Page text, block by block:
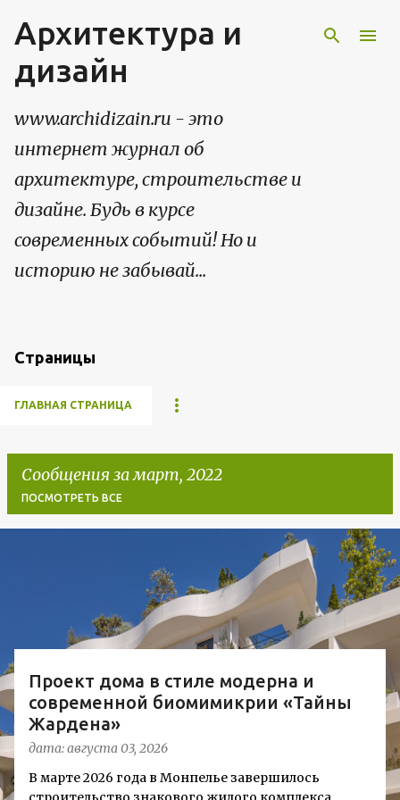
Архитектура и
дизайн
www.archidizain.ru - это
интернет журнал об
архитектуре, строительстве и
дизайне. Будь в курсе
современных событий! Но и
историю не забывай...
Страницы
ГЛАВНАЯ СТРАНИЦА
Сообщения за март, 2022
ПОСМОТРЕТЬ ВСЕ
щ
е
н
и
я
Проект дома в стиле модерна и
современной биомимикрии «Тайны
Жардена»
дата:августа 03, 2026
В марте 2026 года в Монпелье завершилось